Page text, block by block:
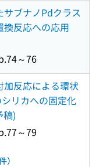
ブナノPdクラス
換反応への応用
～76
加反応による環状
リカへの固定化
稿)
～79
）